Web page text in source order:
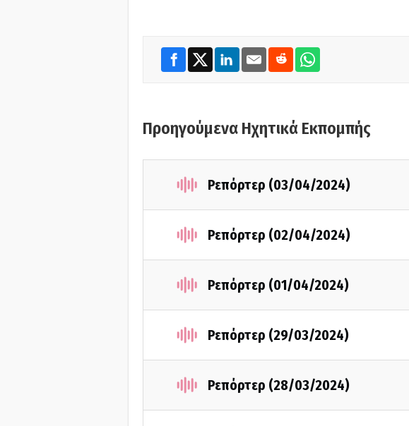
Προηγούμενα Ηχητικά Εκπομπής
Ρεπόρτερ (03/04/2024)
Ρεπόρτερ (02/04/2024)
Ρεπόρτερ (01/04/2024)
Ρεπόρτερ (29/03/2024)
Ρεπόρτερ (28/03/2024)